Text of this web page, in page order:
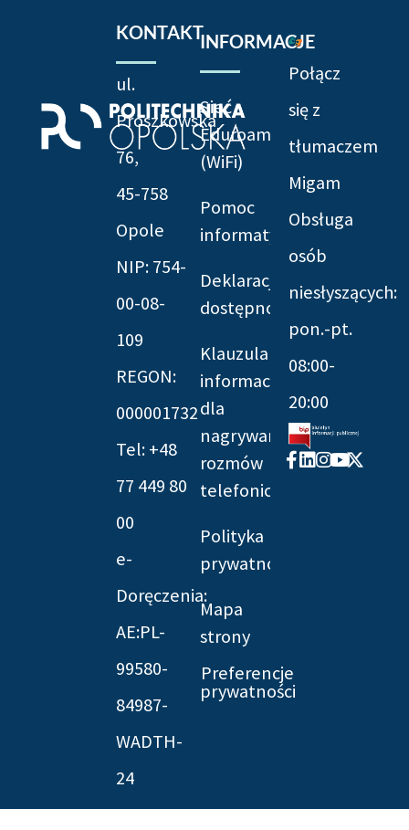
KONTAKT
ul.
Prószkowska
76,
45-758
Opole
NIP: 754-
00-08-
109
REGON:
000001732
Tel: +48
77 449 80
00
e-
Doręczenia:
AE:PL-
99580-
84987-
WADTH-
24
INFORMACJE
Sieć
Eduroam
(WiFi)
Pomoc
informatyczna
Deklaracja
dostępności
Klauzula
informacyjna
dla
nagrywania
rozmów
telefonicznych
Polityka
prywatności
Mapa
strony
Preferencje
prywatności
Połącz
się z
tłumaczem
Migam
Obsługa
osób
niesłyszących:
pon.-pt.
08:00-
20:00
Facebook-
f
Linkedin
Instagram
Youtube
X-
twitter